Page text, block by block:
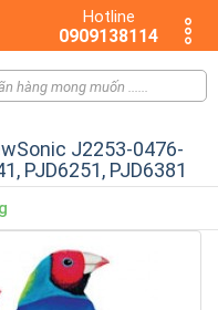
Hotline
0909138114
J2253-0476-
PJD6251, PJD6381